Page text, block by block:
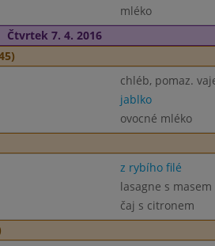
mléko
Čtvrtek 7. 4. 2016
chléb, pomaz.
jablko
ovocné mléko
z rybího filé
lasagne s
čaj s citronem